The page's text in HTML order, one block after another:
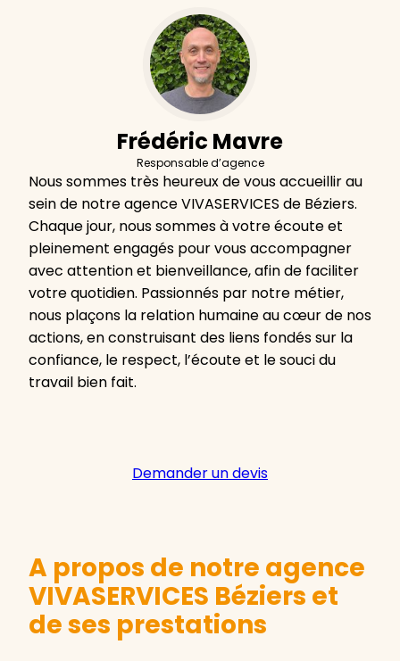
Frédéric Mavre
Responsable d’agence
Nous sommes très heureux de vous accueillir au
sein de notre agence VIVASERVICES de Béziers.
Chaque jour, nous sommes à votre écoute et
pleinement engagés pour vous accompagner
avec attention et bienveillance, afin de faciliter
votre quotidien. Passionnés par notre métier,
nous plaçons la relation humaine au cœur de nos
actions, en construisant des liens fondés sur la
confiance, le respect, l’écoute et le souci du
travail bien fait.
Demander un devis
A propos de notre agence
VIVASERVICES Béziers et
de ses prestations